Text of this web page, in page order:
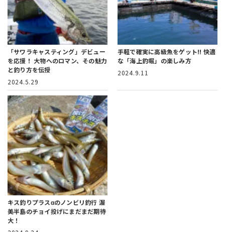
「サワラキャスティング」デビュー
を応援！ 大物へのロマン、その魅力
と釣り方を伝授
2024.5.29
手軽で確実に高級魚をゲット!! 快適
な「海上釣堀」の楽しみ方
2024.9.11
キス釣りプラスαのノンビリ釣行 渥
美半島のチョイ投げにまだまだ期待
大！